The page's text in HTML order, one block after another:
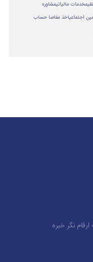
خدمات مالیاتیمشاوره
اجتماعیاخذ مفاصا حساب
نگر خبره